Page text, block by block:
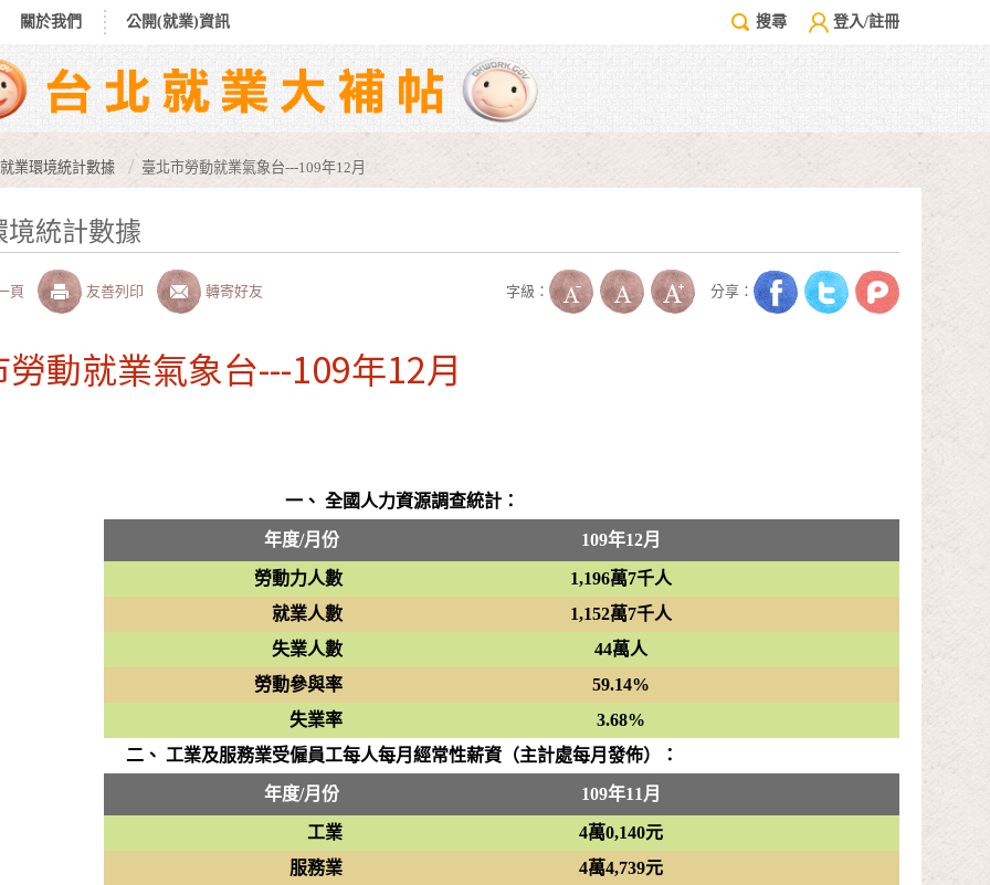
關於我們 公開(就業)資訊 搜尋 登入/註冊
就業環境統計數據 臺北市勞動就業氣象台---109年12月
境統計數據
頁 友善列印 轉寄好友 字級： 分享：
動就業氣象台---109年12月
一、 全國人力資源調查統計：
年度/月份 109年12月
勞動力人數
1,196萬7千人
就業人數
1,152萬7千人
失業人數
44萬人
勞動參與率
59.14%
失業率
3.68%
二、 工業及服務業受僱員工每人每月經常性薪資（主計處每月發佈）：
年度/月份 109年11月
工業
4萬0,140元
服務業
4萬4,739元